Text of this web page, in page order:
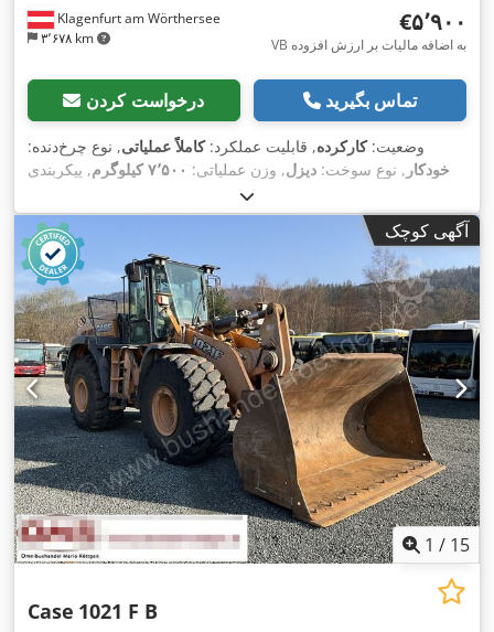
Klagenfurt am Wörthersee
۳٬۶۷۸ km
‎€۵٬۹۰۰
VB به اضافه مالیات بر ارزش افزوده
درخواست کردن تماس بگیرید
وضعیت:کارکرده, قابلیت عملکرد:کاملاً عملیاتی, نوع چرخ‌دنده:
خودکار , نوع سوخت: دیزل, وزن عملیاتی: ۷٬۵۰۰ کیلوگرم
, پیکربندی
, سال ساخت:
هیدرولیک,
آگهی کوچک
1 / 15
Case 1021 F B